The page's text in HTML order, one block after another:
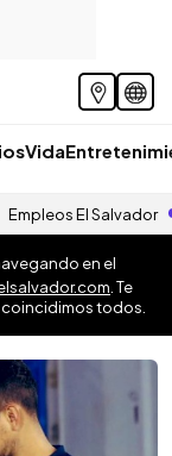
Vida
Empleos El Salvador
en el
. Te
todos.